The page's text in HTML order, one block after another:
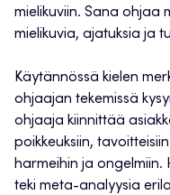
mielikuviin. Sana ohjaa
mielikuvia, ajatuksia ja
Käytännössä kielen
ohjaajan tekemissä
ohjaaja kiinnittää
poikkeuksiin,
harmeihin ja ongelmiin.
teki meta-analyysia